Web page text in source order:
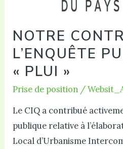
NOTRE
L’ENQUÊTE
« PLUI »
Prise de position /
Le CIQ a contribué
publique relative à
Local d’Urbanisme